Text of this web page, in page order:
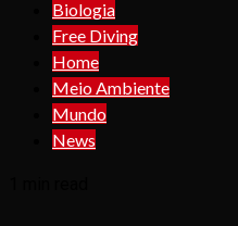
Biologia
Free Diving
Home
Meio Ambiente
Mundo
News